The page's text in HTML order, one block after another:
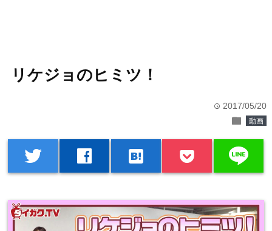
リケジョのヒミツ！
time 2017/05/20
folder 動画
twitter facebook hatenabookmark line